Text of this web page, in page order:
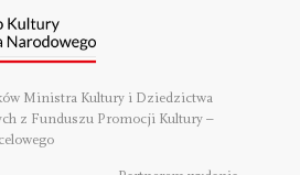
Ministra Kultury i Dziedzictwa
z Funduszu Promocji Kultury –